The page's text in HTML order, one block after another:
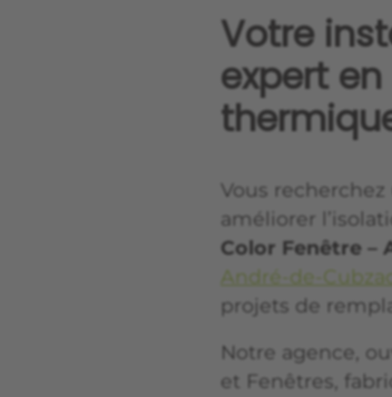
Votre
expert
Vous
améliorer
Color Fenêtre –
André-de-Cubzac
projets de
Notre agence,
et Fenêtres,